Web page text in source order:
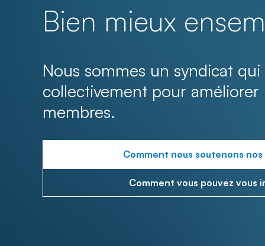
Bien mieux
Nous sommes un syndicat
collectivement pour améliorer
membres.
Comment nous soutenons
Comment vous pouvez vous